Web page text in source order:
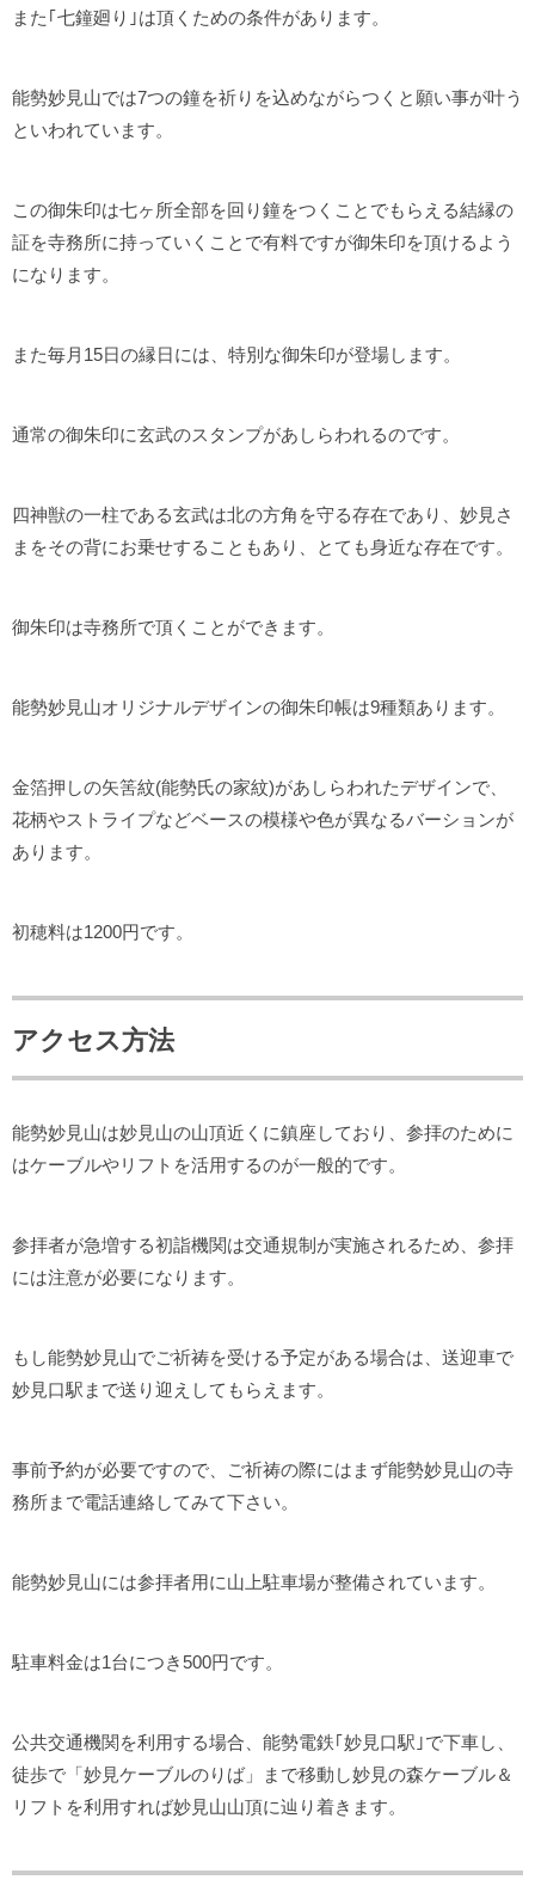
また｢七鐘廻り｣は頂くための条件があります。
能勢妙見山では7つの鐘を祈りを込めながらつくと願い事が叶う
といわれています。
この御朱印は七ヶ所全部を回り鐘をつくことでもらえる結縁の
証を寺務所に持っていくことで有料ですが御朱印を頂けるよう
になります。
また毎月15日の縁日には、特別な御朱印が登場します。
通常の御朱印に玄武のスタンプがあしらわれるのです。
四神獣の一柱である玄武は北の方角を守る存在であり、妙見さ
まをその背にお乗せすることもあり、とても身近な存在です。
御朱印は寺務所で頂くことができます。
能勢妙見山オリジナルデザインの御朱印帳は9種類あります。
金箔押しの矢筈紋(能勢氏の家紋)があしらわれたデザインで、
花柄やストライプなどベースの模様や色が異なるバーションが
あります。
初穂料は1200円です。
アクセス方法
能勢妙見山は妙見山の山頂近くに鎮座しており、参拝のために
はケーブルやリフトを活用するのが一般的です。
参拝者が急増する初詣機関は交通規制が実施されるため、参拝
には注意が必要になります。
もし能勢妙見山でご祈祷を受ける予定がある場合は、送迎車で
妙見口駅まで送り迎えしてもらえます。
事前予約が必要ですので、ご祈祷の際にはまず能勢妙見山の寺
務所まで電話連絡してみて下さい。
能勢妙見山には参拝者用に山上駐車場が整備されています。
駐車料金は1台につき500円です。
公共交通機関を利用する場合、能勢電鉄｢妙見口駅｣で下車し、
徒歩で「妙見ケーブルのりば」まで移動し妙見の森ケーブル＆
リフトを利用すれば妙見山山頂に辿り着きます。